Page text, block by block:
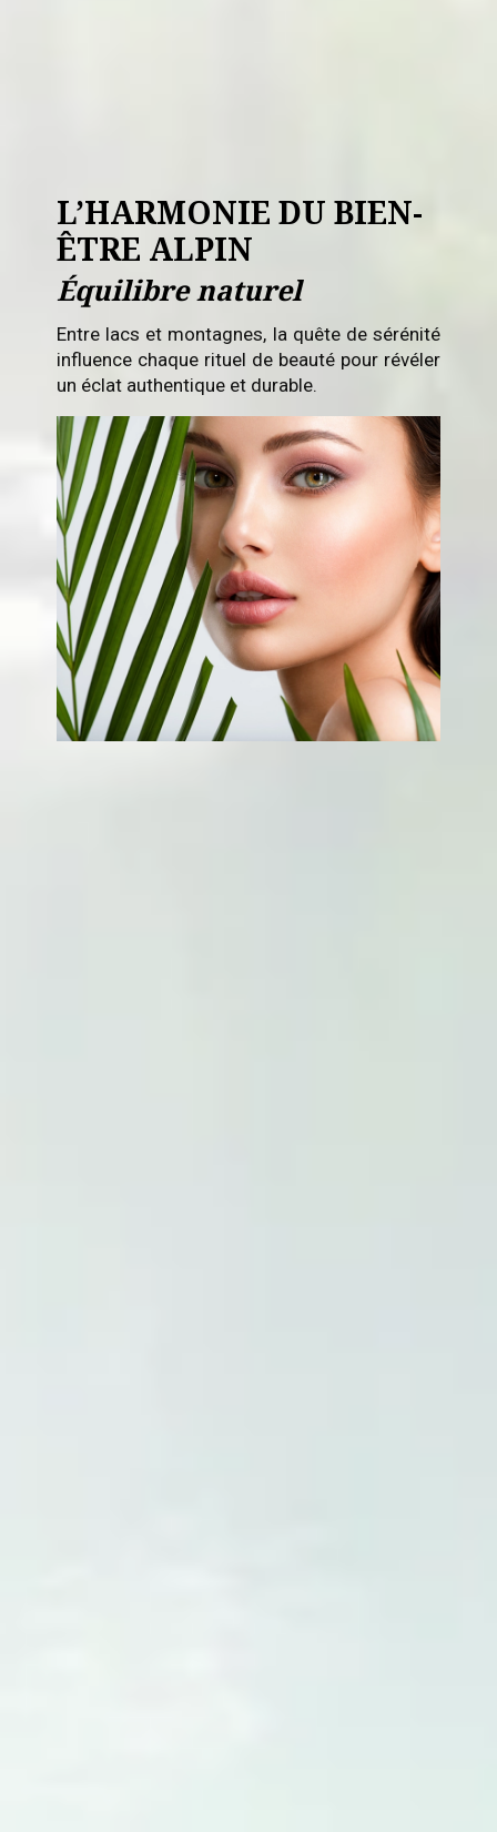
L’HARMONIE DU BIEN-
ÊTRE ALPIN
Équilibre naturel
Entre lacs et montagnes, la quête de sérénité
influence chaque rituel de beauté pour révéler
un éclat authentique et durable.